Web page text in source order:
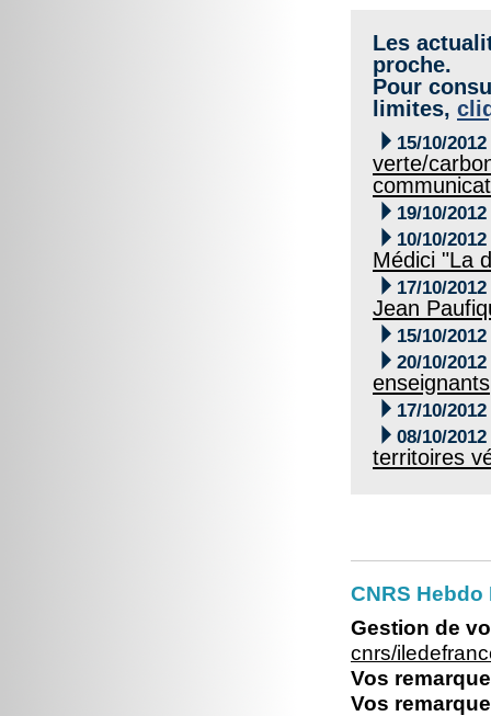
Les
proche.
Pour
limites,
 15/10/2012
verte/
 19/10/2012
 10/10/2012
Médici "La
 17/10/2012
Jean
 15/10/2012
 20/10/2012
enseignants
 17/10/2012
 08/10/2012
territoires
CNRS
Gestion de
cnrs/
Vos
Vos